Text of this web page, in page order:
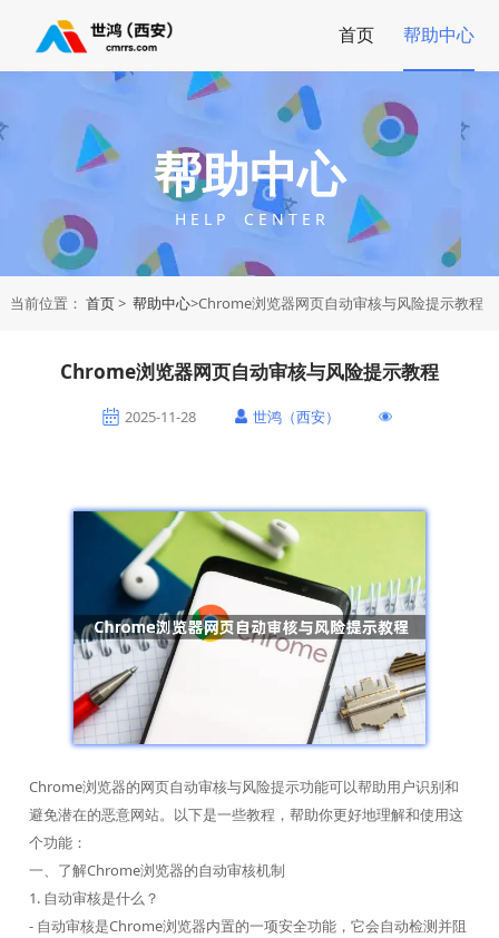
首页 帮助中心
帮助中心
H E L P C E N T E R
当前位置： 首页> 帮助中心>Chrome浏览器网页自动审核与风险提示教程
Chrome浏览器网页自动审核与风险提示教程
2025-11-28 世鸿（西安）
Chrome浏览器的网页自动审核与风险提示功能可以帮助用户识别和
避免潜在的恶意网站。以下是一些教程，帮助你更好地理解和使用这
个功能：
一、了解Chrome浏览器的自动审核机制
1. 自动审核是什么？
- 自动审核是Chrome浏览器内置的一项安全功能，它会自动检测并阻